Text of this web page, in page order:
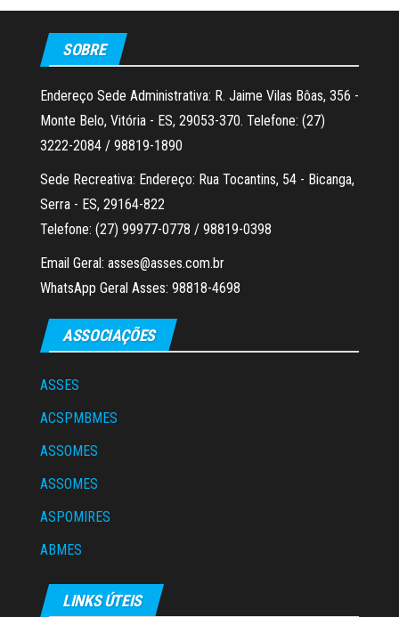
SOBRE
Endereço Sede Administrativa: R. Jaime Vilas Bôas, 356 -
Monte Belo, Vitória - ES, 29053-370. Telefone: (27)
3222-2084 / 98819-1890
Sede Recreativa: Endereço: Rua Tocantins, 54 - Bicanga,
Serra - ES, 29164-822
Telefone: (27) 99977-0778 / 98819-0398
Email Geral: asses@asses.com.br
WhatsApp Geral Asses: 98818-4698
ASSOCIAÇÕES
ASSES
ACSPMBMES
ASSOMES
ASSOMES
ASPOMIRES
ABMES
LINKS ÚTEIS